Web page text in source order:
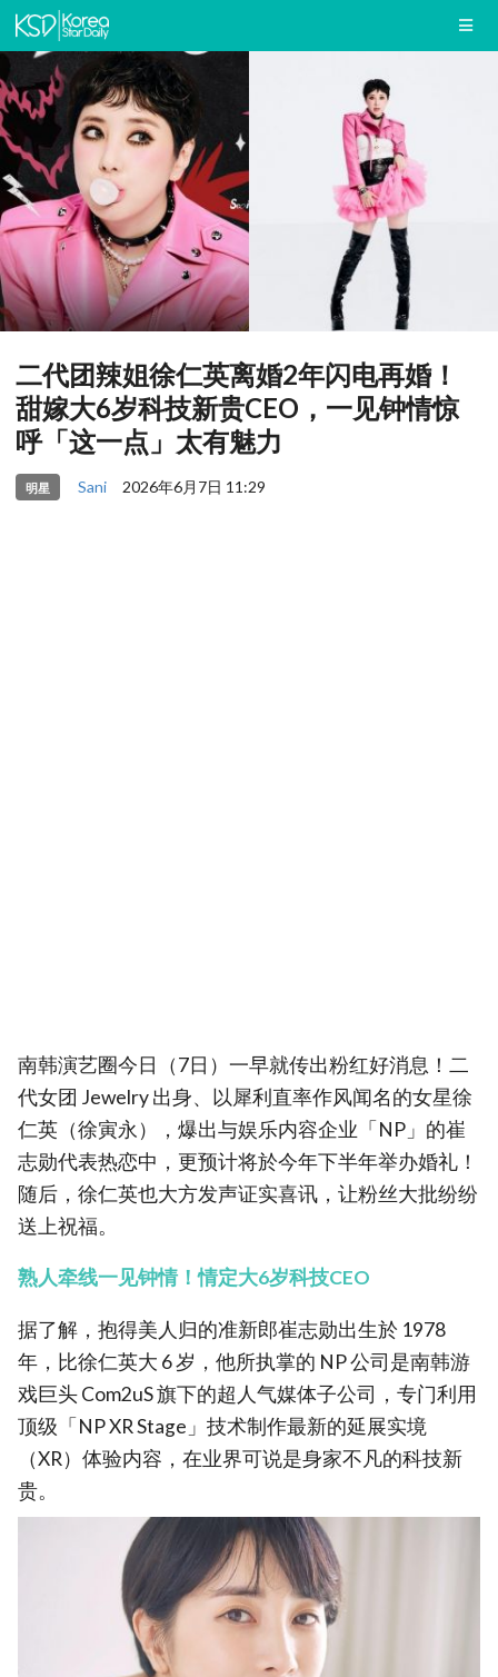
二代团辣姐徐仁英离婚2年闪电再婚！
甜嫁大6岁科技新贵CEO，一见钟情惊
呼「这一点」太有魅力
明星 Sani 2026年6月7日 11:29
南韩演艺圈今日（7日）一早就传出粉红好消息！二
代女团 Jewelry 出身、以犀利直率作风闻名的女星徐
仁英（徐寅永），爆出与娱乐内容企业「NP」的崔
志勋代表热恋中，更预计将於今年下半年举办婚礼！
随后，徐仁英也大方发声证实喜讯，让粉丝大批纷纷
送上祝福。
熟人牵线一见钟情！情定大6岁科技CEO
据了解，抱得美人归的准新郎崔志勋出生於 1978
年，比徐仁英大 6 岁，他所执掌的 NP 公司是南韩游
戏巨头 Com2uS 旗下的超人气媒体子公司，专门利用
顶级「NP XR Stage」技术制作最新的延展实境
（XR）体验内容，在业界可说是身家不凡的科技新
贵。